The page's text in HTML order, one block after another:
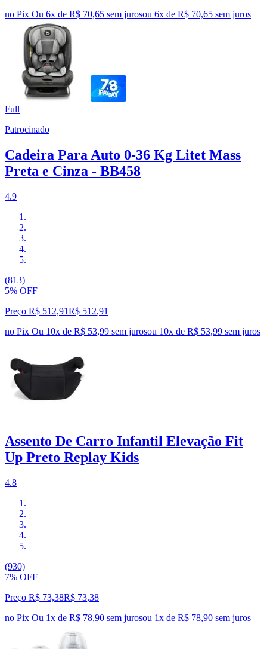
no Pix Ou 6x de R$ 70,65 sem jurosou 6x de R$ 70,65 sem juros
Full
Patrocinado
Cadeira Para Auto 0-36 Kg Litet Mass
Preta e Cinza - BB458
4.9
(813)
5% OFF
Preço R$ 512,91R$ 512,91
no Pix Ou 10x de R$ 53,99 sem jurosou 10x de R$ 53,99 sem juros
Assento De Carro Infantil Elevação Fit
Up Preto Replay Kids
4.8
(930)
7% OFF
Preço R$ 73,38R$ 73,38
no Pix Ou 1x de R$ 78,90 sem jurosou 1x de R$ 78,90 sem juros